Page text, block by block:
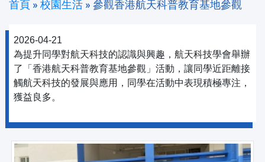
首頁 » 校園生活 » 參觀香港航天科普教育基地參觀
2026-04-21
為提升同學對航天科技的認識與興趣，航天科技學會舉辦
了「香港航天科普教育基地參觀」活動，讓同學近距離接
觸航天科技的發展與應用，同學在活動中表現積極專注，
獲益良多。